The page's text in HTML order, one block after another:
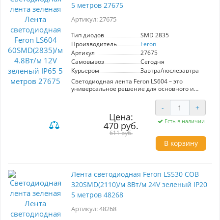
- Качественное нанесение клейкого слоя для
надежной фиксации.
- Длительный срок службы.
Идеально подходит для создания
атмосферного освещения в интерьере.
5 метров 27675
Артикул: 27675
Тип диодов
SMD 2835
Производитель
Feron
Артикул
27675
Самовывоз
Сегодня
Курьером
Завтра/послезавтра
Светодиодная лента Feron LS604 – это
универсальное решение для основного и
напряжении 12V, она обеспечивает мощность
4,8 Вт/м и содержит 60 диодов SMD 2835 на
метр, что гарантирует яркость и равномерное
свечение. Степень защиты IP65 позволяет
использовать ленту в помещениях с
повышенной влажностью. Двойной медный
слой улучшает теплоотвод и увеличивает срок
облегчает монтаж. Лента легко режется через
под любые размеры. Цвет – зеленый.
Цена:
470 руб.
611 руб.
- +
Есть в наличии
В корзину
Лента светодиодная Feron LS530 COB
320SMD(2110)/м 8Вт/м 24V зеленый IP20
5 метров 48268
Артикул: 48268